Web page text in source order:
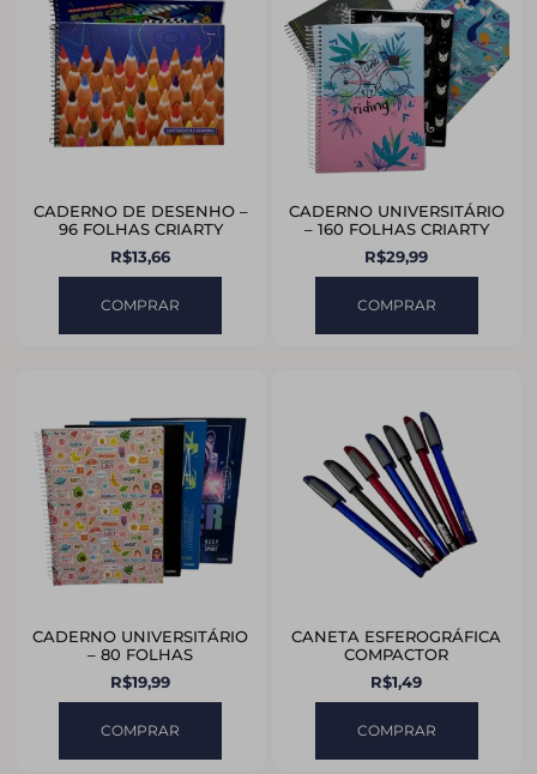
CADERNO DE DESENHO –
96 FOLHAS CRIARTY
R$13,66
COMPRAR
CADERNO UNIVERSITÁRIO
– 160 FOLHAS CRIARTY
R$29,99
COMPRAR
CADERNO UNIVERSITÁRIO
– 80 FOLHAS
R$19,99
COMPRAR
CANETA ESFEROGRÁFICA
COMPACTOR
R$1,49
COMPRAR